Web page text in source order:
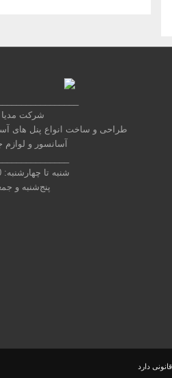
شرکت مدیا MEDIA
طراحی و ساخت انواع پنل های
آسانسور و لوازم
شنبه تا چهارشنبه: 8:00 الی 17:30
پنج‌شنبه و
دارد